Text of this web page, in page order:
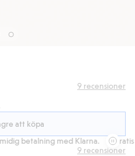
9 recensioner
att köpa
betalning med Klarna. Gratis
9 recensioner